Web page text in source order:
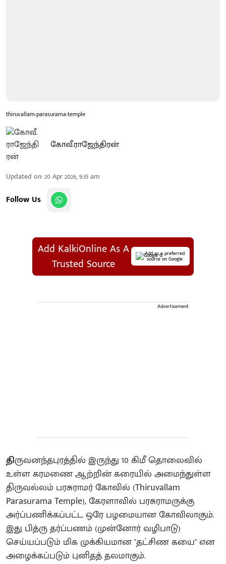
thiruvallam-parasurama-temple
கோவீ.ராஜேந்திரன்
Updated on:20 Apr 2026, 9:35 am
Follow Us
Add KalkiOnline As A
Trusted Source
Add as a preferred
source on Google
Advertisement
திருவனந்தபுரத்தில் இருந்து 10 கிமீ தொலைவில்
உள்ள கரமணை ஆற்றின் கரையில் அமைந்துள்ள
திருவல்லம் பரசுராமர் கோவில் (Thiruvallam
Parasurama Temple), கேரளாவில் பரசுராமருக்கு
அர்ப்பணிக்கப்பட்ட ஒரே பழமையான கோவிலாகும்.
இது பித்ரு தர்ப்பணம் (முன்னோர் வழிபாடு)
செய்யப்படும் மிக முக்கியமான "தட்சிண கயை" என
அழைக்கப்படும் புனிதத் தலமாகும்.